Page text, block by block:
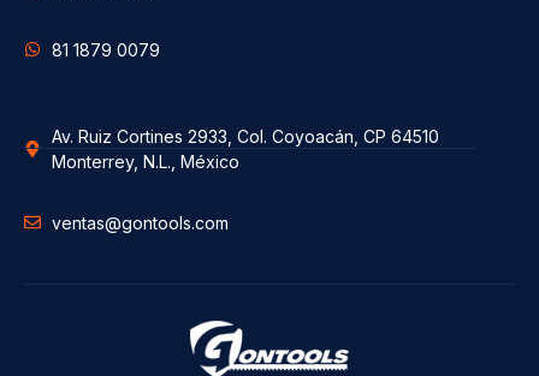
81 1879 0079
Av. Ruiz Cortines 2933, Col. Coyoacán, CP 64510
Monterrey, N.L., México
ventas@gontools.com